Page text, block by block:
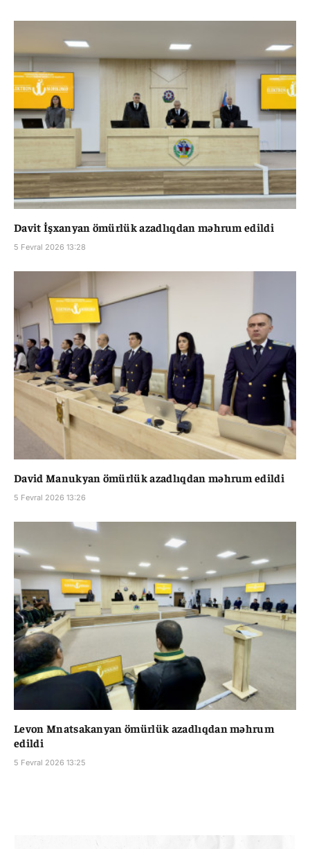
Davit İşxanyan ömürlük azadlıqdan məhrum edildi
5 Fevral 2026 13:28
David Manukyan ömürlük azadlıqdan məhrum edildi
5 Fevral 2026 13:26
Levon Mnatsakanyan ömürlük azadlıqdan məhrum
edildi
5 Fevral 2026 13:25